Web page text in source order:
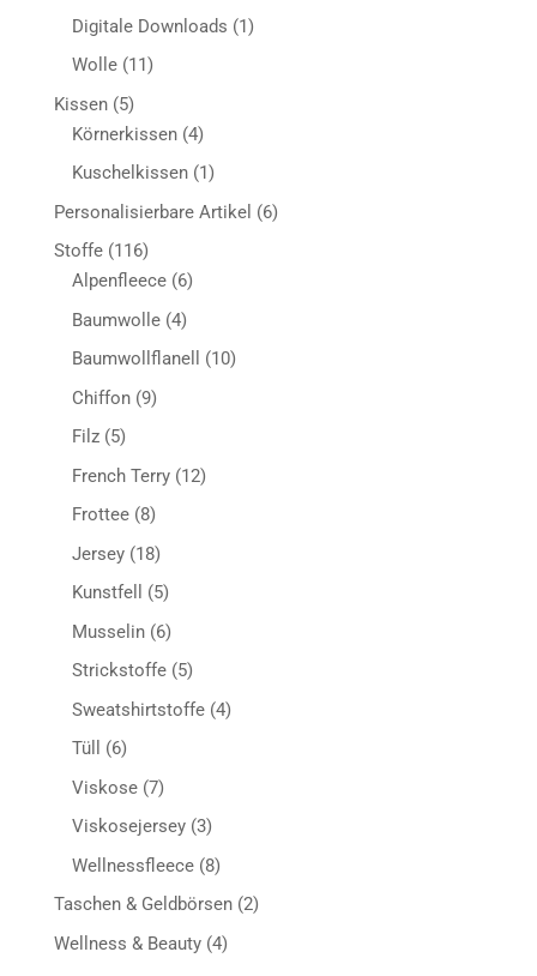
Produkt
Digitale Downloads 11
Wolle 1111
Kissen 55
Produkte
Körnerkissen 44
Produkte
Kuschelkissen 11
Produkt
Personalisierbare Artikel 66
Stoffe 116116
Produkte
Alpenfleece 66
Baumwolle 44
Produkte
Baumwollflanell 1010
Chiffon 99
Filz 55
Produkte
French Terry 1212
Frottee 88
Produkte
Jersey 1818
Produkte
Kunstfell 55
Produkte
Musselin 66
Produkte
Strickstoffe 55
Produkte
Sweatshirtstoffe 44
Tüll 66
Produkte
Viskose 77
Produkte
Viskosejersey 33
Produkte
Wellnessfleece 88
Produkte
Taschen & Geldbörsen 22
Wellness & Beauty 44